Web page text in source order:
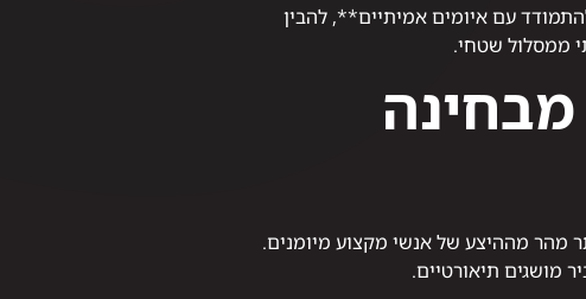
עם איומים אמיתיים**, להבין
ממסלול שטחי.
מהר מההיצע של אנשי מקצוע מיומנים.
מושגים תיאורטיים.